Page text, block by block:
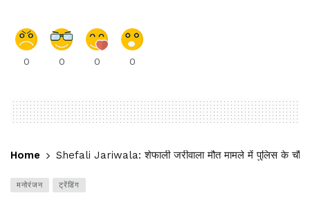
0 0 0 0
Home Shefali Jariwala: शेफाली जरीवाला मौत मामले में पुलिस के
मनोरंजन ट्रेंडिंग